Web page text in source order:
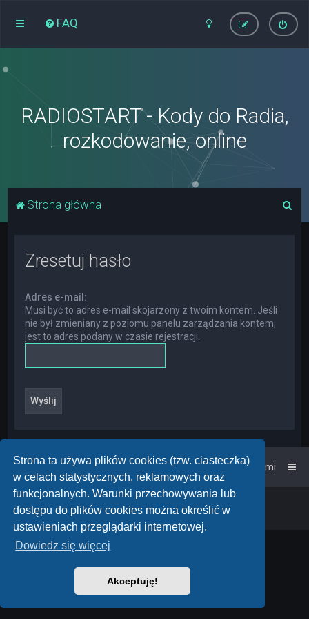
Strona ta używa plików cookies (tzw. ciasteczka)
w celach statystycznych, reklamowych oraz
funkcjonalnych. Warunki przechowywania lub
dostępu do plików cookies można określić w
ustawieniach przeglądarki internetowej.
Dowiedz się więcej
Akceptuję!
FAQ
RADIOSTART - Kody do Radia,
rozkodowanie, online
Strona główna
Zresetuj hasło
Adres e-mail:
Musi być to adres e-mail skojarzony z twoim kontem. Jeśli
nie był zmieniany z poziomu panelu zarządzania kontem,
jest to adres podany w czasie rejestracji.
Strona główna Kontakt z nami
Powered by phpBB • Design by
PlanetStyles
Polski pakiet językowy dostarczaphpBB.pl